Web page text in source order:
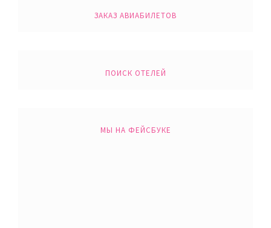
ЗАКАЗ АВИАБИЛЕТОВ
ПОИСК ОТЕЛЕЙ
МЫ НА ФЕЙСБУКЕ